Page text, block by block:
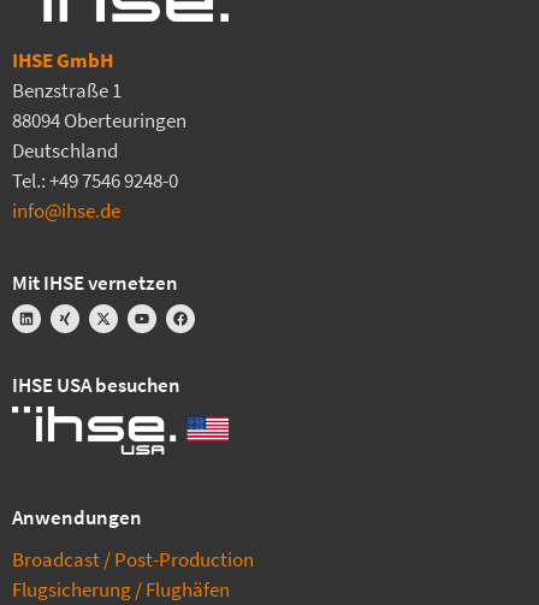
IHSE GmbH
Benzstraße 1
88094 Oberteuringen
Deutschland
Tel.: +49 7546 9248-0
info@ihse.de
Mit IHSE vernetzen
IHSE USA besuchen
Anwendungen
Broadcast / Post-Production
Flugsicherung / Flughäfen